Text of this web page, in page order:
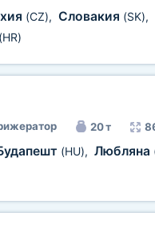
(CZ), Словакия (SK),
(HR)
20 т
(HU), Любляна